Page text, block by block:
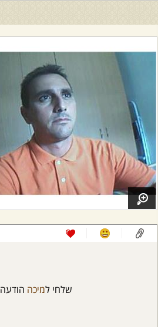
שלחי למיכה הודעה